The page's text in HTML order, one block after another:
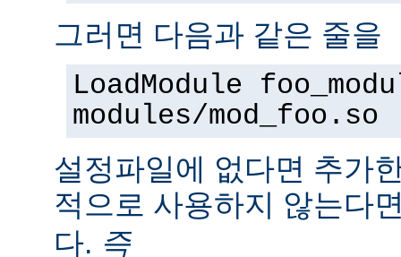
그러면 다음과 같은 줄을
LoadModule
modules/mod_foo.so
설정파일에 없다면 추가
적으로 사용하지 않는다
다. 즉